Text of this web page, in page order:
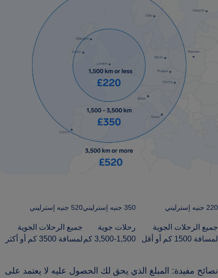
220 جنيه إسترليني 350 جنيه إسترليني 520 جنيه إسترليني
جميع الرحلات الجوية
لمسافة 1500 كم أو أقل
رحلات جوية
1,500-3,500 كم
جميع الرحلات الجوية
لمسافة 3500 كم أو أكثر
نصائح مفيدة: المبلغ الذي يحق لك الحصول عليه لا يعتمد على